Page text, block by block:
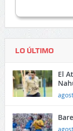
LO ÚLTIMO
El